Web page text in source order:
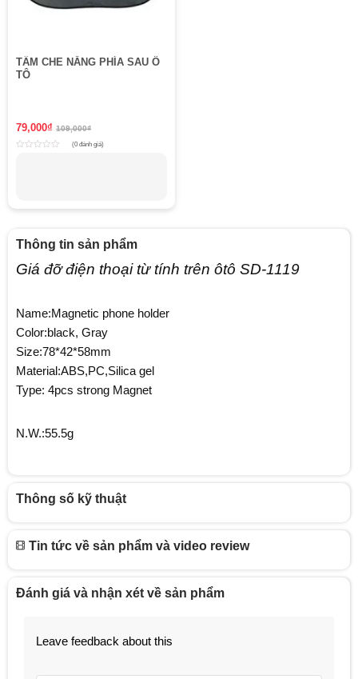
TẤM CHE NẮNG PHÍA SAU Ô
TÔ
79,000₫ 109,000₫
(0 đánh giá)
Thông tin sản phẩm
Giá đỡ điện thoại từ tính trên ôtô SD-1119
Name:Magnetic phone holder
Color:black, Gray
Size:78*42*58mm
Material:ABS,PC,Silica gel
Type: 4pcs strong Magnet
N.W.:55.5g
Thông số kỹ thuật
Tin tức về sản phẩm và video review
Đánh giá và nhận xét về sản phẩm
Leave feedback about this